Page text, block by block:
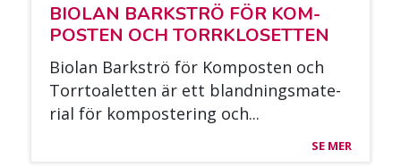
BIO­LAN BARK­STRÖ FÖR KOM­
POS­TEN OCH TORRKLO­SET­TEN
Bio­lan Bark­strö för Kom­pos­ten och
Torr­toa­let­ten är ett bland­nings­ma­te­
rial för kom­pos­te­ring och...
SE MER